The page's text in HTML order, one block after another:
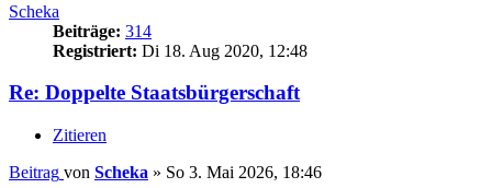
Scheka
Beiträge: 314
Registriert: Di 18. Aug 2020, 12:48
Re: Doppelte Staatsbürgerschaft
Zitieren
Beitrag von Scheka » So 3. Mai 2026, 18:46